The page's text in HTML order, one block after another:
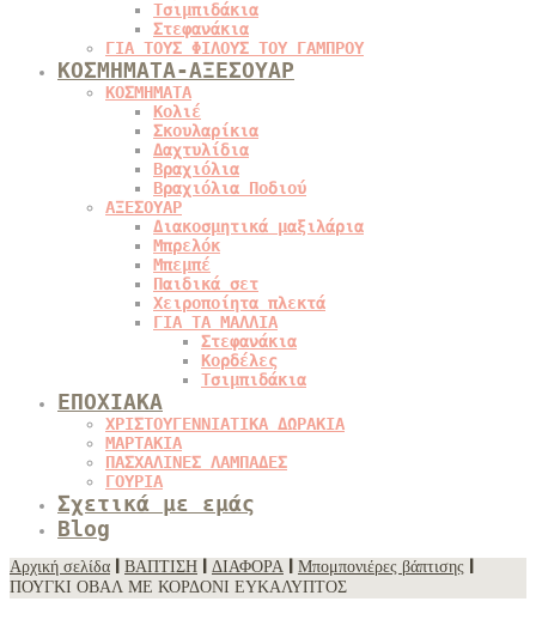
Τσιμπιδάκια
Στεφανάκια
ΓΙΑ ΤΟΥΣ ΦΙΛΟΥΣ ΤΟΥ ΓΑΜΠΡΟΥ
ΚΟΣΜΗΜΑΤΑ-ΑΞΕΣΟΥΑΡ
ΚΟΣΜΗΜΑΤΑ
Κολιέ
Σκουλαρίκια
Δαχτυλίδια
Βραχιόλια
Βραχιόλια Ποδιού
ΑΞΕΣΟΥΑΡ
Διακοσμητικά μαξιλάρια
Μπρελόκ
Μπεμπέ
Παιδικά σετ
Χειροποίητα πλεκτά
ΓΙΑ ΤΑ ΜΑΛΛΙΑ
Στεφανάκια
Κορδέλες
Τσιμπιδάκια
ΕΠΟΧΙΑΚΑ
ΧΡΙΣΤΟΥΓΕΝΝΙΑΤΙΚΑ ΔΩΡΑΚΙΑ
ΜΑΡΤΑΚΙΑ
ΠΑΣΧΑΛΙΝΕΣ ΛΑΜΠΑΔΕΣ
ΓΟΥΡΙΑ
Σχετικά με εμάς
Blog
Αρχική σελίδα ΒΑΠΤΙΣΗ ΔΙΑΦΟΡΑ Μπομπονιέρες βάπτισης
ΠΟΥΓΚΙ ΟΒΑΛ ΜΕ ΚΟΡΔΟΝΙ ΕΥΚΑΛΥΠΤΟΣ